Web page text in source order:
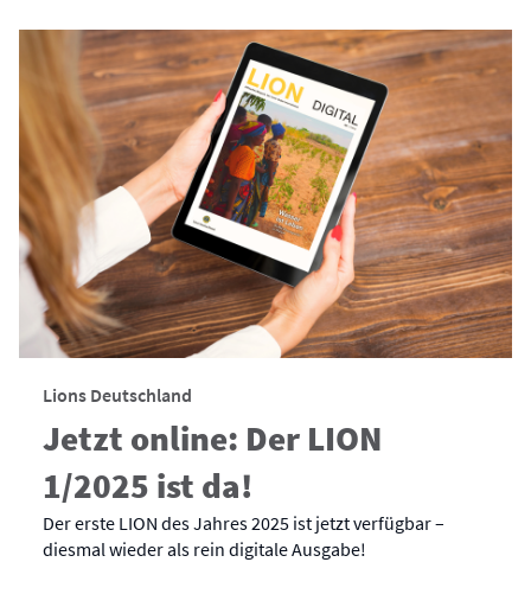
Lions Deutschland
Jetzt online: Der LION
1/2025 ist da!
Der erste LION des Jahres 2025 ist jetzt verfügbar –
diesmal wieder als rein digitale Ausgabe!